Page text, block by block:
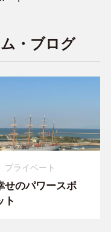
・ブログ
プライベート
せのパワースポ
ト